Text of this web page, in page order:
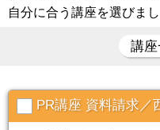
自分に合う講座を選びまし
講座
PR講座 資料請求／